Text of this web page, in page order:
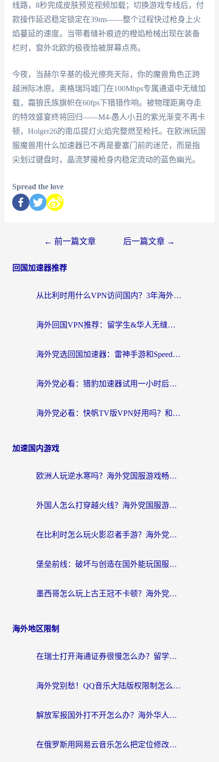
线路，8秒完成皮肤预览视频加载；切换游戏专线后，付
款操作延迟稳定锁定在39ms——整个过程快过枪身上火
焰蔓延的速度。当带着缝补痕迹的橙焰枪械出现在装备
栏时，窗外北欧的极夜恰被屏幕点亮。
今夜，当赫尔辛基的极光擦亮天际，你的魔兽角色正跨
越洲际冰原。奥格瑞玛城门在100Mbps专属通道中无缝加
载，霜狼氏族旗帜在60fps下猎猎作响。被物理距离夺走
的特效盛宴终将回归——M4-愚人小丑的紫光渐变不再卡
顿，Holger26的南瓜提灯火焰完整燃至枪托。在欧洲玩国
服魔兽用什么加速器已不再是要塞门前的迷茫，而是指
尖划过键盘时，晶流梦魇枪身内稳定流动的蓝色幽光。
Spread the love
← 前一篇文章 后一篇文章 →
回国加速器推荐
从比利时用什么VPN访问国内？3年海外党亲测有效的无缝回国上网指南
海外回国VPN推荐：留学生&华人无缝访问国内资源的实用指南
海外党选回国加速器：雷神手游和SpeedCN哪个好？附避坑指南
海外党必看：猎豹加速器试用一小时后，我终于找到无缝访问国内资源的正确姿势
海外党必看：快帆TV版VPN好用吗？和畅游VPN对比哪个回国效果更好？附实用选择指南
加速国内游戏
欧洲人玩逆水寒吗？海外党国服游戏畅玩终极指南（附低延迟秘籍）
外国人怎么打穿越火线？海外党国服游戏加速器终极攻略（附3大热门游戏解决方案）
在比利时怎么玩火影忍者手游？海外党亲测有效的国服游戏加速指南
堡垒前线：破坏与创造在国外能玩国服吗？海外玩家国服畅玩终极指南
墨西哥怎么玩上古王冠不卡顿？海外党国服游戏加速器选择全攻略
海外地区限制
在瑞士打开海通证券很慢怎么办？留学生&海外华人的回国加速全攻略
海外党别愁！QQ音乐大陆版权限制怎么破？附咪咕视频、B站地区限制解除全攻略
解放军报国外打不开怎么办？海外华人必备回国加速指南，看奥运拳击、听酷狗音乐全搞定
在俄罗斯用网易云音乐怎么把定位修改到中国国内？海外党听歌自由的钥匙找到了